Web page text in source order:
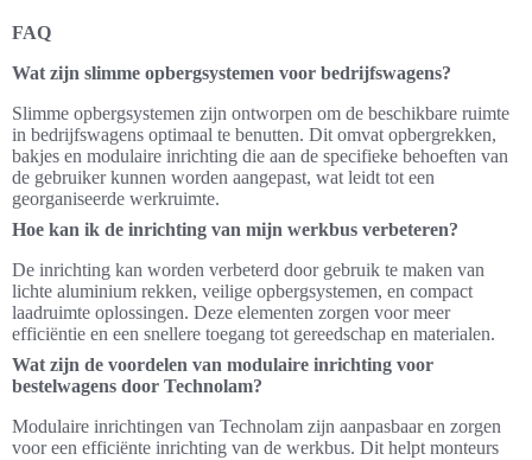
FAQ
Wat zijn slimme opbergsystemen voor bedrijfswagens?
Slimme opbergsystemen zijn ontworpen om de beschikbare ruimte
in bedrijfswagens optimaal te benutten. Dit omvat opbergrekken,
bakjes en modulaire inrichting die aan de specifieke behoeften van
de gebruiker kunnen worden aangepast, wat leidt tot een
georganiseerde werkruimte.
Hoe kan ik de inrichting van mijn werkbus verbeteren?
De inrichting kan worden verbeterd door gebruik te maken van
lichte aluminium rekken, veilige opbergsystemen, en compact
laadruimte oplossingen. Deze elementen zorgen voor meer
efficiëntie en een snellere toegang tot gereedschap en materialen.
Wat zijn de voordelen van modulaire inrichting voor
bestelwagens door Technolam?
Modulaire inrichtingen van Technolam zijn aanpasbaar en zorgen
voor een efficiënte inrichting van de werkbus. Dit helpt monteurs